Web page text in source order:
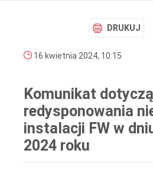
DRUKUJ
16 kwietnia 2024, 10:15
Komunikat
redysponowania
instalacji FW w
2024 roku